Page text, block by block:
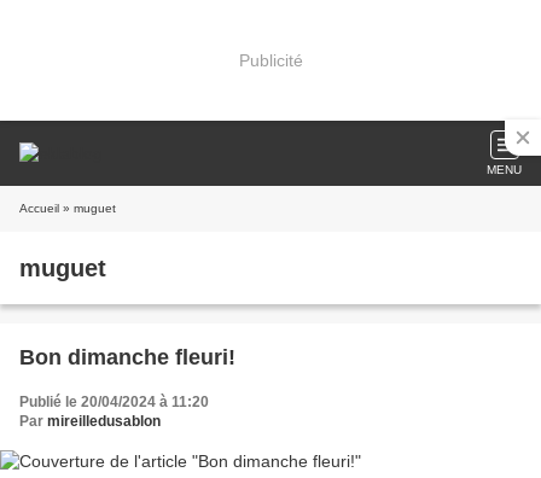
Publicité
MENU
Accueil » muguet
muguet
Bon dimanche fleuri!
Publié le 20/04/2024 à 11:20
Par mireilledusablon